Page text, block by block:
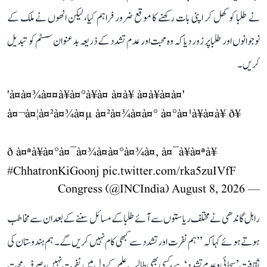
نے طلبا کو کھل کر اپنی بات رکھنے کا موقع ضرور فراہم کیا، لیکن انھوں نے ملک کے
نوجوانوں اور طلبا پر زور دیا کہ وہ محبت اور عدم تشدد کے ذریعہ بدعنوان سسٹم کو تبدیل
کریں۔
'à¤à¤¾à¤¤à¥à¤°à¥à¤ à¤à¥ à¤à¥à¤à¤'
à¤¬à¤¦à¤²à¤¾à¤µ à¤²à¤¾à¤à¤° à¤°à¤¹à¥à¤à¥ ð¥
ð à¤ªà¥à¤°à¤¯à¤¾à¤à¤°à¤¾à¤, à¤¯à¥à¤ªà¥
#ChhatronKiGoonj pic.twitter.com/rka5zuIVfF
— Congress (@INCIndia)
August 8, 2026
راہل گاندھی نے مختلف ریاستوں سے آئے طلبا کے مسائل سننے کے بعد ان سے مخاطب
ہوتے ہوئے کہا کہ ’’ہم نفرت اور تشدد سے کبھی کام نہیں کریں گے۔ ہم ہندوستان کی